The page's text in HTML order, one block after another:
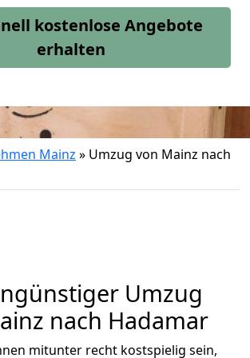
kostenlose Angebote
erhalten
Mainz » Umzug von Mainz nach
Umzug
nach Hadamar
mitunter recht kostspielig sein,